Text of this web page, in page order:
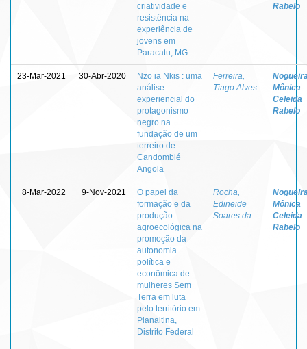
criatividade e
resistência na
experiência de
jovens em
Paracatu, MG
Rabelo
23-Mar-2021 30-Abr-2020
Nzo ia Nkis : uma
análise
experiencial do
protagonismo
negro na
fundação de um
terreiro de
Candomblé
Angola
Ferreira,
Tiago Alves
Mônica
Celeida
Rabelo
8-Mar-2022 9-Nov-2021
O papel da
formação e da
produção
agroecológica na
promoção da
autonomia
política e
econômica de
mulheres Sem
Terra em luta
pelo território em
Planaltina,
Distrito Federal
Rocha,
Edineide
Soares da
Mônica
Celeida
Rabelo